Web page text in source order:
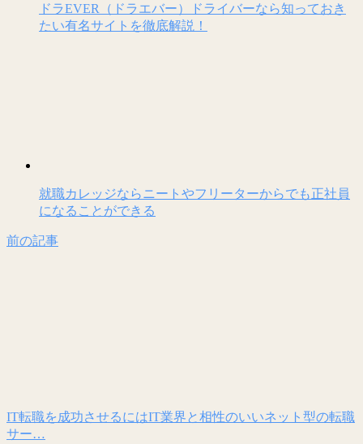
ドラEVER（ドラエバー）ドライバーなら知っておき
たい有名サイトを徹底解説！
就職カレッジならニートやフリーターからでも正社員
になることができる
前の記事
IT転職を成功させるにはIT業界と相性のいいネット型の転職
サー…